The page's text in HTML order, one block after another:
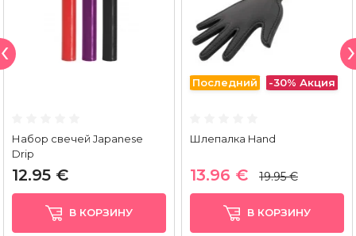
Набор свечей Japanese
Drip
12.95 €
В КОРЗИНУ
Последний -30% Акция
Шлепалка Hand
13.96 € 19.95 €
В КОРЗИНУ